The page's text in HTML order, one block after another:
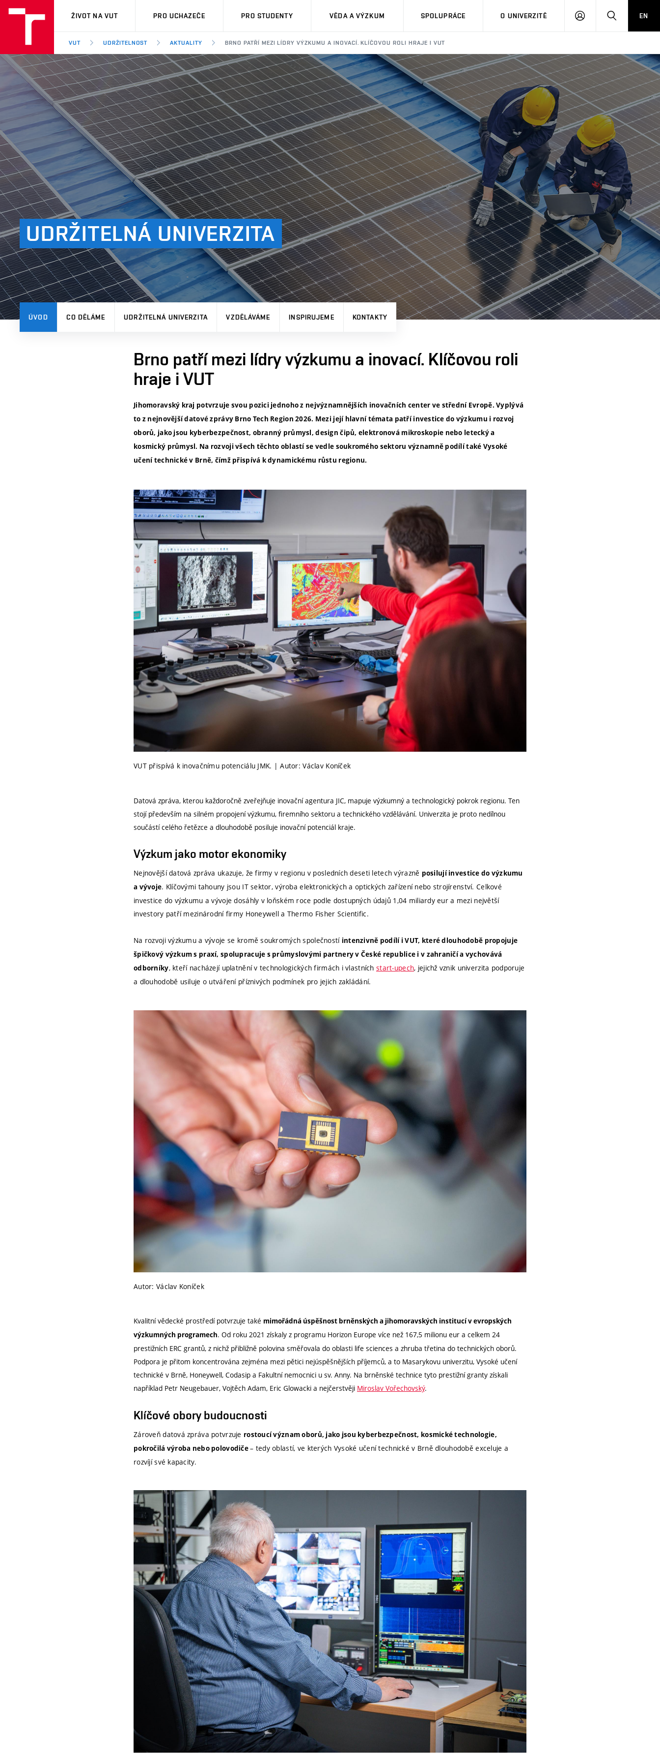
VUT
ŽIVOT NA VUT PRO UCHAZEČE PRO STUDENTY VĚDA A VÝZKUM SPOLUPRÁCE O UNIVERZITĚ
PŘIHLÁSIT HLEDATEN
VUT UDRŽITELNOST AKTUALITY BRNO PATŘÍ MEZI LÍDRY VÝZKUMU A INOVACÍ. KLÍČOVOU ROLI HRAJE I VUT
UDRŽITELNÁ UNIVERZITA
ÚVOD CO DĚLÁME UDRŽITELNÁ UNIVERZITA VZDĚLÁVÁME INSPIRUJEME KONTAKTY
Brno patří mezi lídry výzkumu a inovací. Klíčovou roli
hraje i VUT
Jihomoravský kraj potvrzuje svou pozici jednoho z nejvýznamnějších inovačních center ve střední Evropě. Vyplývá
to z nejnovější datové zprávy Brno Tech Region 2026. Mezi její hlavní témata patří investice do výzkumu i rozvoj
oborů, jako jsou kyberbezpečnost, obranný průmysl, design čipů, elektronová mikroskopie nebo letecký a
kosmický průmysl. Na rozvoji všech těchto oblastí se vedle soukromého sektoru významně podílí také Vysoké
učení technické v Brně, čímž přispívá k dynamickému růstu regionu.
VUT přispívá k inovačnímu potenciálu JMK. | Autor: Václav Koníček
Datová zpráva, kterou každoročně zveřejňuje inovační agentura JIC, mapuje výzkumný a technologický pokrok regionu. Ten
stojí především na silném propojení výzkumu, firemního sektoru a technického vzdělávání. Univerzita je proto nedílnou
součástí celého řetězce a dlouhodobě posiluje inovační potenciál kraje.
Výzkum jako motor ekonomiky
Nejnovější datová zpráva ukazuje, že firmy v regionu v posledních deseti letech výrazně posilují investice do výzkumu
a vývoje. Klíčovými tahouny jsou IT sektor, výroba elektronických a optických zařízení nebo strojírenství. Celkové
investice do výzkumu a vývoje dosáhly v loňském roce podle dostupných údajů 1,04 miliardy eur a mezi největší
investory patří mezinárodní firmy Honeywell a Thermo Fisher Scientific.
Na rozvoji výzkumu a vývoje se kromě soukromých společností intenzivně podílí i VUT, které dlouhodobě propojuje
špičkový výzkum s praxí, spolupracuje s průmyslovými partnery v České republice i v zahraničí a vychovává
odborníky, kteří nacházejí uplatnění v technologických firmách i vlastních start-upech, jejichž vznik univerzita podporuje
a dlouhodobě usiluje o utváření příznivých podmínek pro jejich zakládání.
Autor: Václav Koníček
Kvalitní vědecké prostředí potvrzuje také mimořádná úspěšnost brněnských a jihomoravských institucí v evropských
výzkumných programech. Od roku 2021 získaly z programu Horizon Europe více než 167,5 milionu eur a celkem 24
prestižních ERC grantů, z nichž přibližně polovina směřovala do oblasti life sciences a zhruba třetina do technických oborů.
Podpora je přitom koncentrována zejména mezi pětici nejúspěšnějších příjemců, a to Masarykovu univerzitu, Vysoké učení
technické v Brně, Honeywell, Codasip a Fakultní nemocnici u sv. Anny. Na brněnské technice tyto prestižní granty získali
například Petr Neugebauer, Vojtěch Adam, Eric Glowacki a nejčerstvěji Miroslav Vořechovský.
Klíčové obory budoucnosti
Zároveň datová zpráva potvrzuje rostoucí význam oborů, jako jsou kyberbezpečnost, kosmické technologie,
pokročilá výroba nebo polovodiče– tedy oblastí, ve kterých Vysoké učení technické v Brně dlouhodobě exceluje a
rozvíjí své kapacity.